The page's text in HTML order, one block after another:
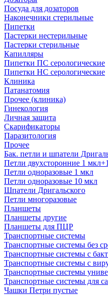
Посуда для дозаторов
Наконечники стерильные
Пипетки
Пастерки нестерильные
Пастерки стерильные
Капилляры
Пипетки ПС серологические
Пипетки НС серологические
Клиника
Патанатомия
Прочее (клиника)
Гинекология
Личная защита
Скарификаторы
Паразитология
Прочее
Бак. петли и шпатели
Петли двухсторонние 1
Петли одноразовые 1 мкл
Петли одноразовые 10 мкл
Шпатели Дригальского
Петли многоразовые
Планшеты
Планшеты другие
Планшеты для ПЦР
Транспортные системы
Транспортные системы без
Транспортные системы с
Транспортные системы с
Транспортные системы
Транспортные системы для
Чашки Петри пустые